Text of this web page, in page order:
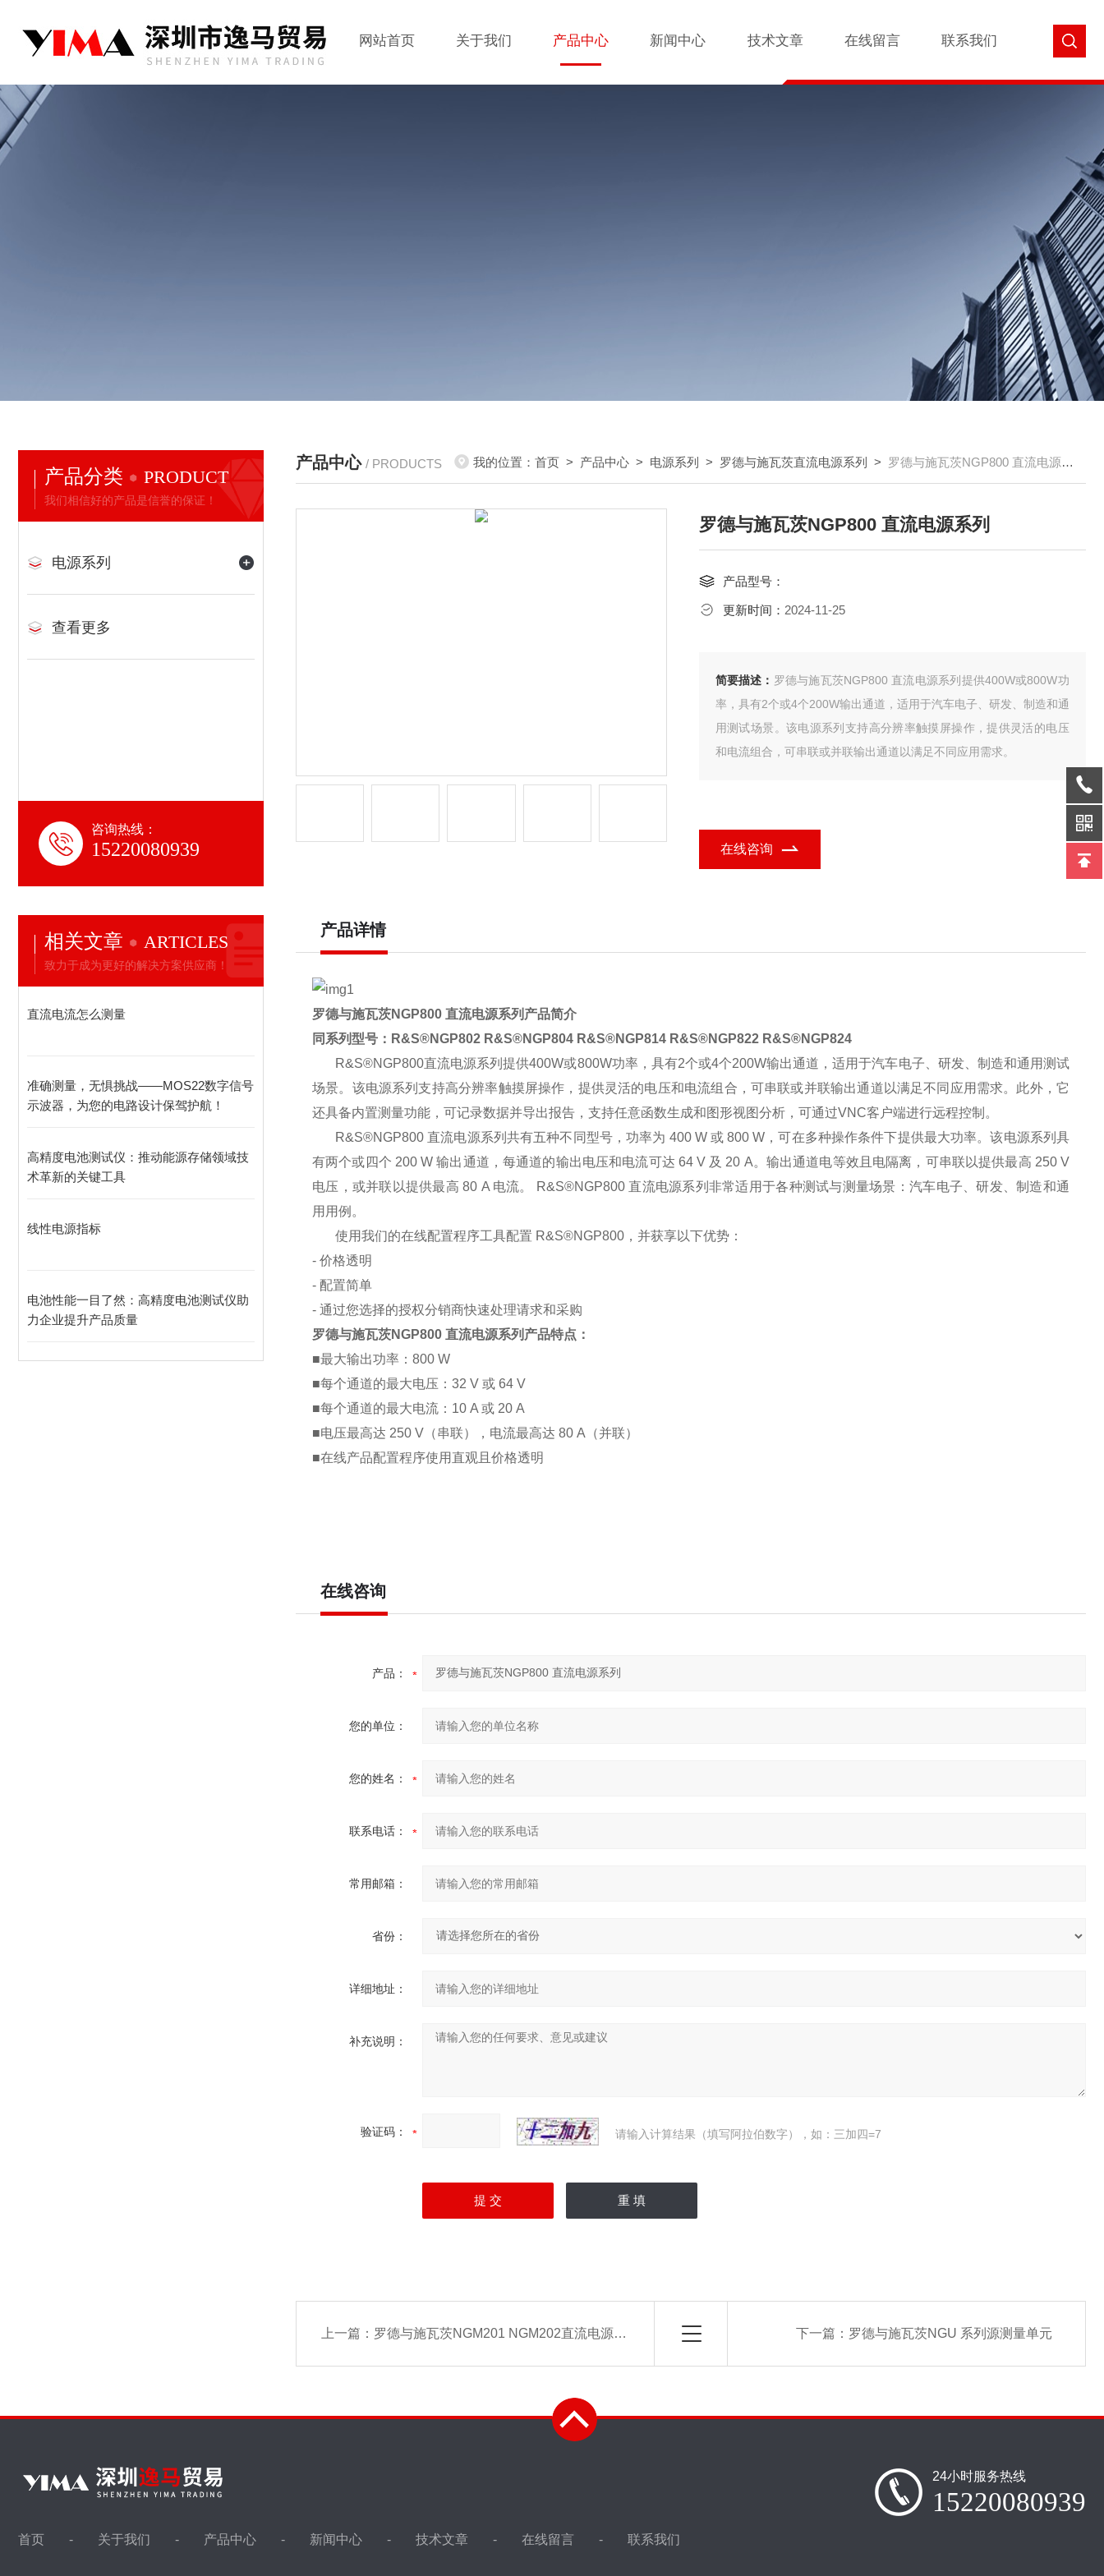
网站首页 关于我们 产品中心 新闻中心 技术文章 在线留言 联系我们
产品分类 PRODUCT
我们相信好的产品是信誉的保证！
电源系列
查看更多
咨询热线：
15220080939
相关文章 ARTICLES
致力于成为更好的解决方案供应商！
直流电流怎么测量
准确测量，无惧挑战——MOS22数字信号
示波器，为您的电路设计保驾护航！
高精度电池测试仪：推动能源存储领域技
术革新的关键工具
线性电源指标
电池性能一目了然：高精度电池测试仪助
力企业提升产品质量
产品中心 / PRODUCTS 我的位置：首页 > 产品中心 > 电源系列 > 罗德与施瓦茨直流电源系列 > 罗德与施瓦茨NGP800 直流电源系列
罗德与施瓦茨NGP800 直流电源系列
产品型号：
更新时间： 2024-11-25
简要描述： 罗德与施瓦茨NGP800 直流电源系列提供400W或800W功
率，具有2个或4个200W输出通道，适用于汽车电子、研发、制造和通
用测试场景。该电源系列支持高分辨率触摸屏操作，提供灵活的电压
和电流组合，可串联或并联输出通道以满足不同应用需求。
在线咨询
产品详情
罗德与施瓦茨NGP800 直流电源系列 产品简介
同系列型号： R&S®NGP802 R&S®NGP804 R&S®NGP814 R&S®NGP822 R&S®NGP824
R&S®NGP800直流电源系列提供400W或800W功率，具有2个或4个200W输出通道，适用于汽车电子、研发、制造和通用测试
场景。该电源系列支持高分辨率触摸屏操作，提供灵活的电压和电流组合，可串联或并联输出通道以满足不同应用需求。此外，它
还具备内置测量功能，可记录数据并导出报告，支持任意函数生成和图形视图分析，可通过VNC客户端进行远程控制。
R&S®NGP800 直流电源系列共有五种不同型号，功率为 400 W 或800 W ，可在多种操作条件下提供最大功率。该电源系列具
有两个或四个 200 W输出通道，每通道的输出电压和电流可达 64 V 及 20 A。输出通道电等效且电隔离，可串联以提供最高 250 V
电压，或并联以提供最高 80 A 电流。 R&S®NGP800 直流电源系列非常适用于各种测试与测量场景：汽车电子、研发、制造和通
用用例。
使用我们的在线配置程序工具配置 R&S®NGP800 ，并获享以下优势：
- 价格透明
- 配置简单
- 通过您选择的授权分销商快速处理请求和采购
罗德与施瓦茨NGP800 直流电源系列产品特点：
■最大输出功率： 800 W
■每个通道的最大电压： 32 V 或 64 V
■每个通道的最大电流： 10 A 或 20 A
■电压最高达 250 V （串联），电流最高达 80 A （并联）
■在线产品配置程序使用直观且价格透明
在线咨询
产品：
您的单位：
您的姓名：
联系电话：
常用邮箱：
省份：
详细地址：
补充说明：
验证码： 请输入计算结果（填写阿拉伯数字），如：三加四=7
上一篇： 罗德与施瓦茨NGM201 NGM202直流电源系列 下一篇： 罗德与施瓦茨NGU 系列源测量单元
首页 关于我们 产品中心 新闻中心 技术文章 在线留言 联系我们
24小时服务热线
15220080939